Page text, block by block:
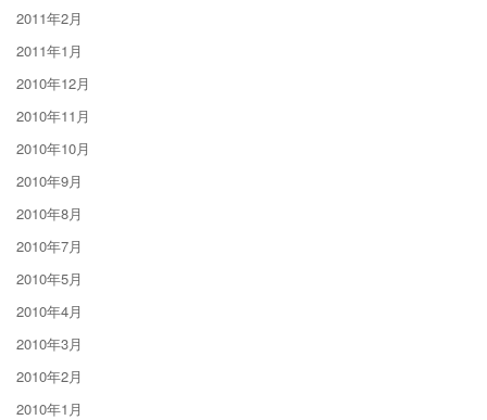
2011年2月
2011年1月
2010年12月
2010年11月
2010年10月
2010年9月
2010年8月
2010年7月
2010年5月
2010年4月
2010年3月
2010年2月
2010年1月